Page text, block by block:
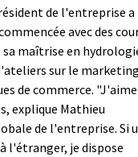
de l'entreprise a
avec des
maîtrise en
sur le
de commerce. "J'aime
explique Mathieu
de l'entreprise. Si
l'étranger, je dispose